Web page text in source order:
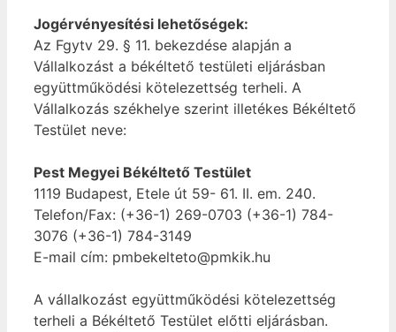
Jogérvényesítési lehetőségek:
Az Fgytv 29. § 11. bekezdése alapján a
Vállalkozást a békéltető testületi eljárásban
együttműködési kötelezettség terheli. A
Vállalkozás székhelye szerint illetékes Békéltető
Testület neve:
Pest Megyei Békéltető Testület
1119 Budapest, Etele út 59- 61. II. em. 240.
Telefon/Fax: (+36-1) 269-0703 (+36-1) 784-
3076 (+36-1) 784-3149
E-mail cím: pmbekelteto@pmkik.hu
A vállalkozást együttműködési kötelezettség
terheli a Békéltető Testület előtti eljárásban.